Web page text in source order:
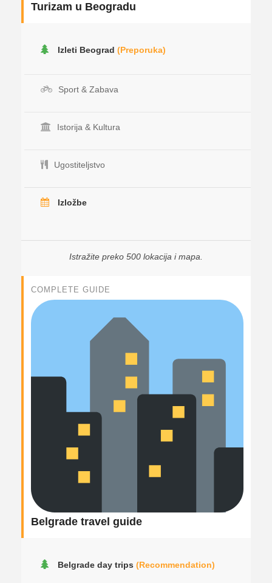
Turizam u Beogradu
Izleti Beograd (Preporuka)
Sport & Zabava
Istorija & Kultura
Ugostiteljstvo
Izložbe
Istražite preko 500 lokacija i mapa.
COMPLETE GUIDE
Belgrade travel guide
Belgrade day trips (Recommendation)